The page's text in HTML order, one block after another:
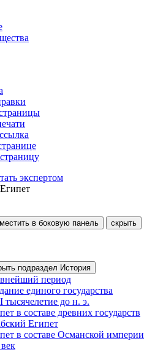
экспертом
Египет
в боковую панель скрыть
подраздел История
период
единого государства
до н. э.
в составе древних государств
Египет
в составе Османской империи